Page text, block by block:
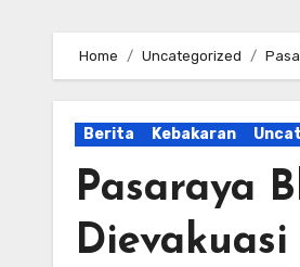
Home Uncategorized
Berita Kebakaran
Pasaraya
Dievakuasi